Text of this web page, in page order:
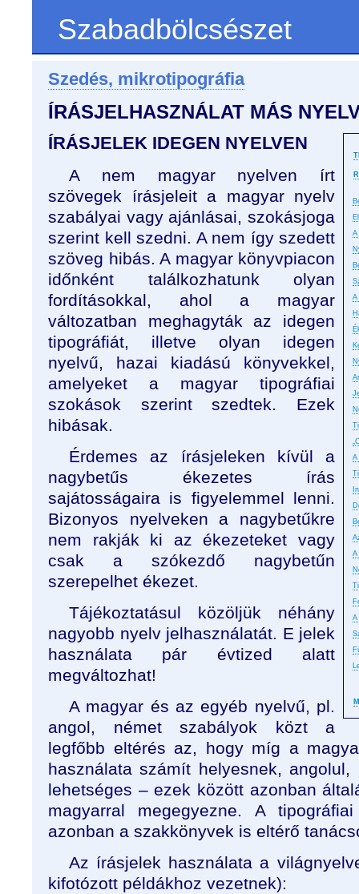
Szabadbölcsészet
Szedés, mikrotipográfia
ÍRÁSJELHASZNÁLAT MÁS
A
A
A
A
A
ÍRÁSJELEK IDEGEN NYELVEN
A nem magyar nyelven írt
szövegek írásjeleit a magyar nyelv
szabályai vagy ajánlásai, szokásjoga
szerint kell szedni. A nem így szedett
szöveg hibás. A magyar könyvpiacon
időnként találkozhatunk olyan
fordításokkal, ahol a magyar
változatban meghagyták az idegen
tipográfiát, illetve olyan idegen
nyelvű, hazai kiadású könyvekkel,
amelyeket a magyar tipográfiai
szokások szerint szedtek. Ezek
hibásak.
Érdemes az írásjeleken kívül a
nagybetűs ékezetes írás
sajátosságaira is figyelemmel lenni.
Bizonyos nyelveken a nagybetűkre
nem rakják ki az ékezeteket vagy
csak a szókezdő nagybetűn
szerepelhet ékezet.
Tájékoztatásul közöljük néhány
nagyobb nyelv jelhasználatát. E jelek
használata pár évtized alatt
megváltozhat!
A magyar és az egyéb nyelvű, pl.
angol, német szabályok közt a
legfőbb eltérés az, hogy míg a
használata számít helyesnek,
lehetséges – ezek között azonban
magyarral megegyezne. A
azonban a szakkönyvek is eltérő
Az írásjelek használata a
kifotózott példákhoz vezetnek):